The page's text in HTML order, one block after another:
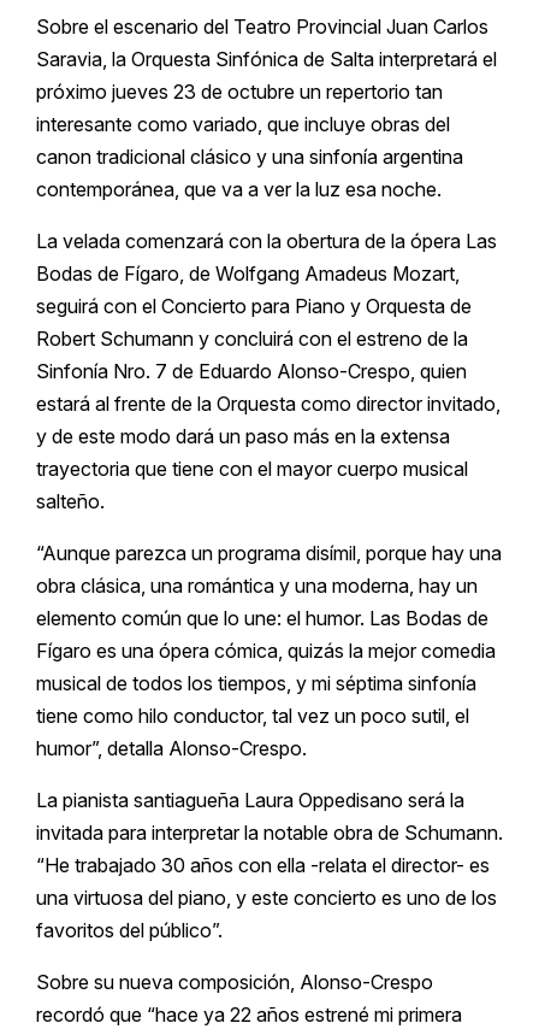
Sobre el escenario del Teatro Provincial Juan Carlos
Saravia, la Orquesta Sinfónica de Salta interpretará el
próximo jueves 23 de octubre un repertorio tan
interesante como variado, que incluye obras del
canon tradicional clásico y una sinfonía argentina
contemporánea, que va a ver la luz esa noche.
La velada comenzará con la obertura de la ópera Las
Bodas de Fígaro, de Wolfgang Amadeus Mozart,
seguirá con el Concierto para Piano y Orquesta de
Robert Schumann y concluirá con el estreno de la
Sinfonía Nro. 7 de Eduardo Alonso-Crespo, quien
estará al frente de la Orquesta como director invitado,
y de este modo dará un paso más en la extensa
trayectoria que tiene con el mayor cuerpo musical
salteño.
“Aunque parezca un programa disímil, porque hay una
obra clásica, una romántica y una moderna, hay un
elemento común que lo une: el humor. Las Bodas de
Fígaro es una ópera cómica, quizás la mejor comedia
musical de todos los tiempos, y mi séptima sinfonía
tiene como hilo conductor, tal vez un poco sutil, el
humor”, detalla Alonso-Crespo.
La pianista santiagueña Laura Oppedisano será la
invitada para interpretar la notable obra de Schumann.
“He trabajado 30 años con ella -relata el director- es
una virtuosa del piano, y este concierto es uno de los
favoritos del público”.
Sobre su nueva composición, Alonso-Crespo
recordó que “hace ya 22 años estrené mi primera